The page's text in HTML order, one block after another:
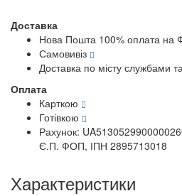
Доставка
Нова Пошта 100% оплата на
Самовивіз
Доставка по місту службами
Оплата
Карткою
Готівкою
Рахунок:
Є.П. ФОП, ІПН 2895713018
Характеристики